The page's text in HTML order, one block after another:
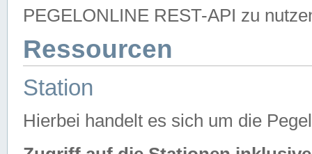
PEGELONLINE REST-API zu
Ressourcen
Station
Hierbei handelt es sich um die